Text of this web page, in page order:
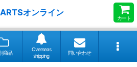
オンライン
カート
商品
Overseas
shipping
問い合わせ